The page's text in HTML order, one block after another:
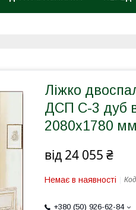
Ліжко
ДСП С-3 дуб
2080х1780 мм
від 24 055 ₴
Немає в наявності
+380 (50) 926-62-84